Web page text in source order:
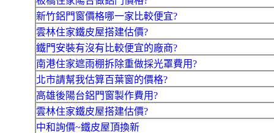
新竹鋁門窗價格哪一家比較便宜?
雲林住家鐵皮屋搭建估價?
鐵門安裝有沒有比較便宜的廠商?
南港住家遮雨棚拆除重做採光罩費用?
北市請幫我估算百葉窗的價格?
高雄後陽台鋁門窗製作費用?
雲林住家鐵皮屋搭建估價?
中和詢價~鐵皮屋頂換新